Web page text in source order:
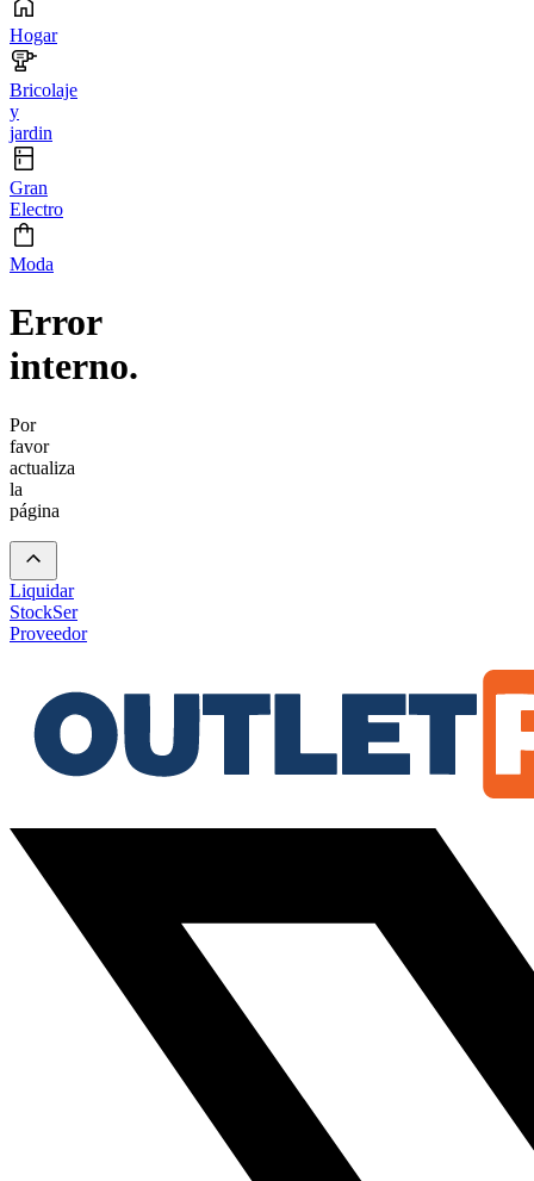
Hogar
Bricolaje
y
jardin
Gran
Electro
Moda
Error
interno.
Por
favor
actualiza
la
página
Liquidar
StockSer
Proveedor